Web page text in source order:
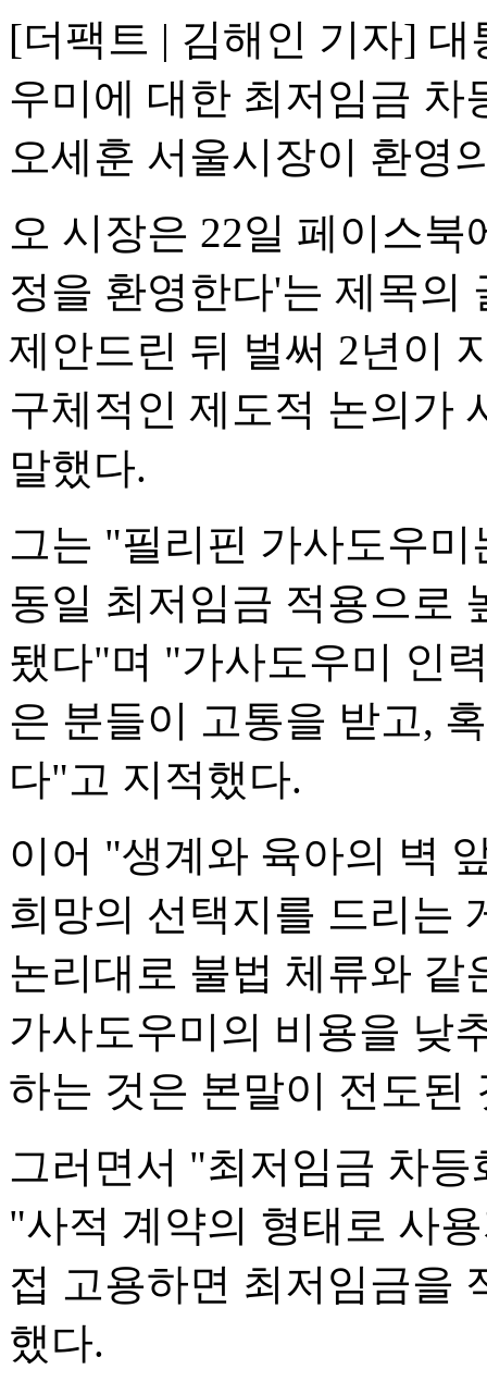
[더팩트 | 김해인 기자]
우미에 대한 최저임금 차
오세훈 서울시장이 환영
오 시장은 22일 페이스
정을 환영한다'는 제목의
제안드린 뒤 벌써 2년이
구체적인 제도적 논의가
말했다.
그는 "필리핀 가사도우
동일 최저임금 적용으로
됐다"며 "가사도우미 인
은 분들이 고통을 받고,
다"고 지적했다.
이어 "생계와 육아의 벽
희망의 선택지를 드리는
논리대로 불법 체류와 같
가사도우미의 비용을 낮
하는 것은 본말이 전도된
그러면서 "최저임금 차
"사적 계약의 형태로 사
접 고용하면 최저임금을
했다.